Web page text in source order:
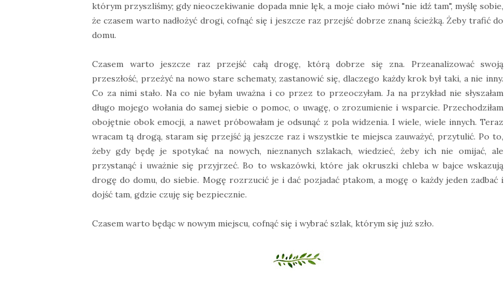
którym przyszliśmy; gdy nieoczekiwanie dopada mnie lęk, a moje ciało mówi "nie idź tam", myślę sobie,
że czasem warto nadłożyć drogi, cofnąć się i jeszcze raz przejść dobrze znaną ścieżką. Żeby trafić do
domu.
Czasem warto jeszcze raz przejść całą drogę, którą dobrze się zna. Przeanalizować swoją
przeszłość, przeżyć na nowo stare schematy, zastanowić się, dlaczego każdy krok był taki, a nie inny.
Co za nimi stało. Na co nie byłam uważna i co przez to przeoczyłam. Ja na przykład nie słyszałam
długo mojego wołania do samej siebie o pomoc, o uwagę, o zrozumienie i wsparcie. Przechodziłam
obojętnie obok emocji, a nawet próbowałam je odsunąć z pola widzenia. I wiele, wiele innych. Teraz
wracam tą drogą, staram się przejść ją jeszcze raz i wszystkie te miejsca zauważyć, przytulić. Po to,
żeby gdy będę je spotykać na nowych, nieznanych szlakach, wiedzieć, żeby ich nie omijać, ale
przystanąć i uważnie się przyjrzeć. Bo to wskazówki, które jak okruszki chleba w bajce wskazują
drogę do domu, do siebie. Mogę rozrzucić je i dać pozjadać ptakom, a mogę o każdy jeden zadbać i
dojść tam, gdzie czuję się bezpiecznie.
Czasem warto będąc w nowym miejscu, cofnąć się i wybrać szlak, którym się już szło.